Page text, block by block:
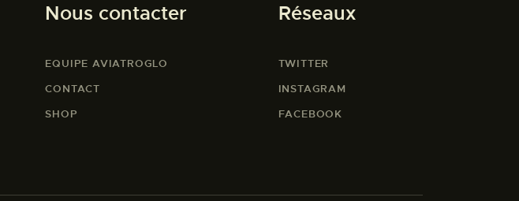
Nous contacter
EQUIPE AVIATROGLO
CONTACT
SHOP
Réseaux
TWITTER
INSTAGRAM
FACEBOOK